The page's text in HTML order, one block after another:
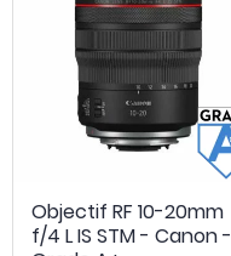
OCCASION
Objectif RF 10-20mm
f/4 L IS STM - Canon -